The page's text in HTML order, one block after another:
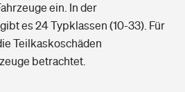
ein. In der
es 24 Typklassen (10-33). Für
Teilkaskoschäden
betrachtet.